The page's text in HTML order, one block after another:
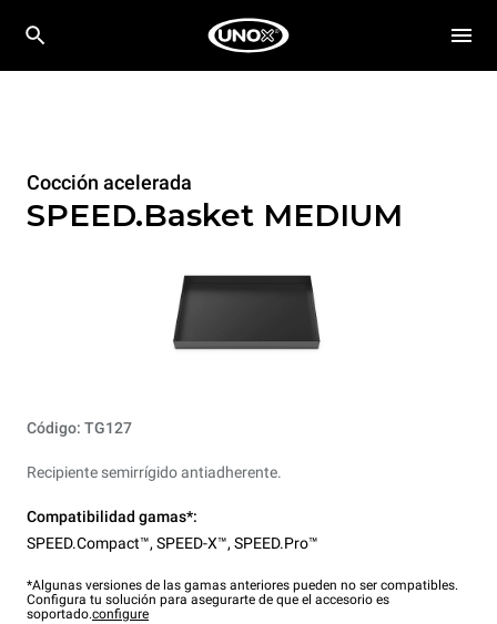
Cocción acelerada
SPEED.Basket MEDIUM
Código: TG127
Recipiente semirrígido antiadherente.
Compatibilidad gamas*:
SPEED.Compact™, SPEED-X™, SPEED.Pro™
*Algunas versiones de las gamas anteriores pueden no ser compatibles.
Configura tu solución para asegurarte de que el accesorio es
soportado.configure